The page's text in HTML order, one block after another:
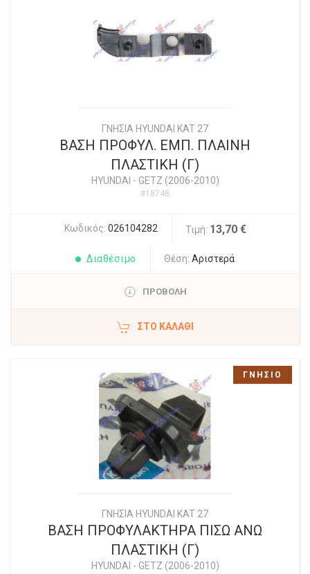
ΓΝΗΣΙΑ HYUNDAI KAT 27
ΒΑΣΗ ΠΡΟΦΥΛ. ΕΜΠ. ΠΛΑΙΝΗ
ΠΛΑΣΤΙΚΗ (Γ)
HYUNDAI - GETZ (2006-2010)
#18748
Κωδικός: 026104282 Τιμή: 13,70 €
Διαθέσιμο Θέση: Αριστερά
ΠΡΟΒΟΛΗ
ΣΤΟ ΚΑΛΆΘΙ
ΓΝΗΣΙΑ HYUNDAI KAT 27
ΒΑΣΗ ΠΡΟΦΥΛΑΚΤΗΡΑ ΠΙΣΩ ΑΝΩ
ΠΛΑΣΤΙΚΗ (Γ)
HYUNDAI - GETZ (2006-2010)
ΓΝΗΣΙΟ